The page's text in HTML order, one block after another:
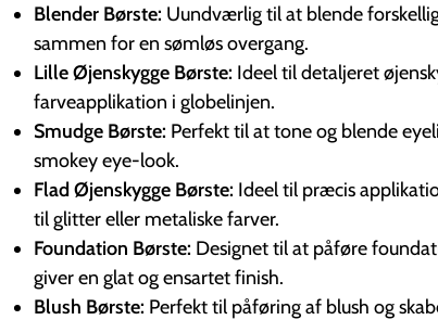
Blender Børste: Uundværlig til at blende
sammen for en sømløs overgang.
Lille Øjenskygge Børste: Ideel til detaljeret
farveapplikation i globelinjen.
Smudge Børste: Perfekt til at tone og blende
smokey eye-look.
Flad Øjenskygge Børste: Ideel til præcis
til glitter eller metaliske farver.
Foundation Børste: Designet til at påføre
giver en glat og ensartet finish.
Blush Børste: Perfekt til påføring af blush og